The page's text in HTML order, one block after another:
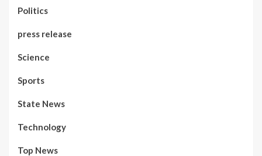
Politics
press release
Science
Sports
State News
Technology
Top News